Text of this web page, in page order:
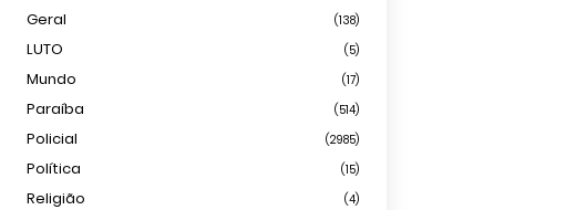
Geral (138)
LUTO (5)
Mundo (17)
Paraíba (514)
Policial (2985)
Política (15)
Religião (4)